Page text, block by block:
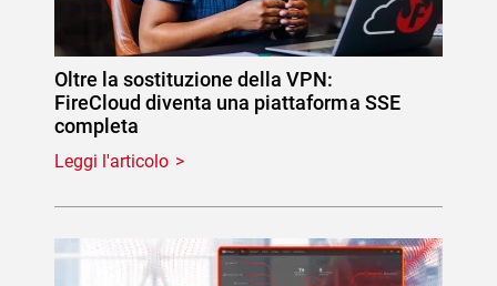
Oltre la sostituzione della VPN:
FireCloud diventa una piattaforma SSE
completa
Leggi l'articolo